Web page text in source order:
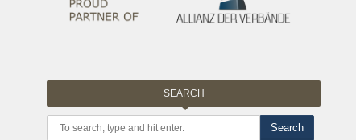
SEARCH
Search